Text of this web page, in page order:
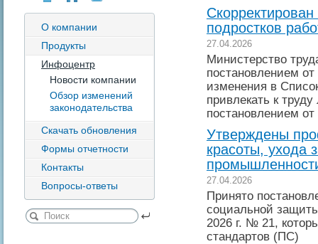
О компании
Продукты
Инфоцентр
Новости компании
Обзор изменений
законодательства
Скачать обновления
Формы отчетности
Контакты
Вопросы-ответы
подростков
27.04.2026
Министерство
постановлением
изменения в
привлекать к
постановлением
Утверждены
красоты, ухода
27.04.2026
Принято
социальной
2026 г. № 21,
стандартов (ПС)